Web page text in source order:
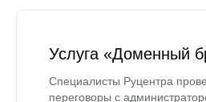
Услуга «Доменный
Специалисты Руцентра
переговоры с